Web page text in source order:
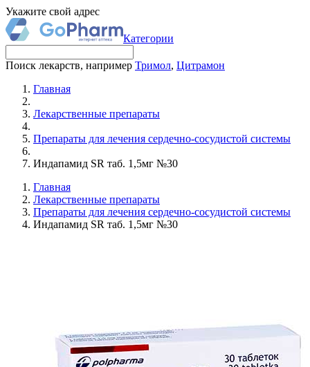
Укажите свой адрес
Категории
Поиск лекарств, например Тримол, Цитрамон
Главная
Лекарственные препараты
Препараты для лечения сердечно-сосудистой системы
Индапамид SR таб. 1,5мг №30
Главная
Лекарственные препараты
Препараты для лечения сердечно-сосудистой системы
Индапамид SR таб. 1,5мг №30